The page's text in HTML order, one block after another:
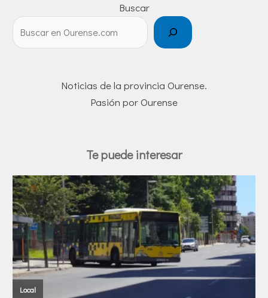
Buscar
Noticias de la provincia Ourense.
Pasión por Ourense
Te puede interesar